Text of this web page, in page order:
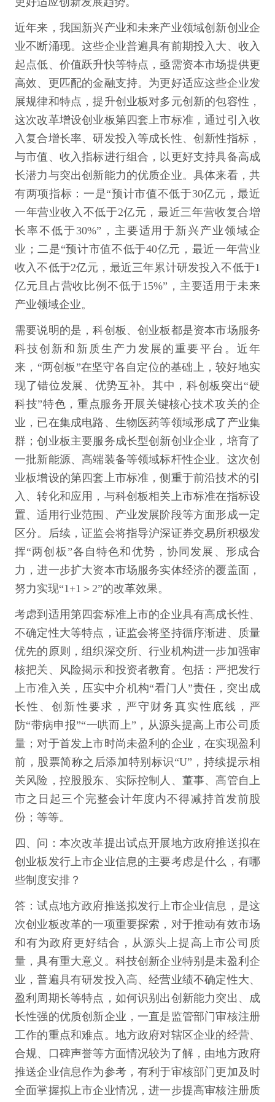
近年来，我国新兴产业和未来产业领域创新创业企
业不断涌现。这些企业普遍具有前期投入大、收入
起点低、价值跃升快等特点，亟需资本市场提供更
高效、更匹配的金融支持。为更好适应这些企业发
展规律和特点，提升创业板对多元创新的包容性，
这次改革增设创业板第四套上市标准，通过引入收
入复合增长率、研发投入等成长性、创新性指标，
与市值、收入指标进行组合，以更好支持具备高成
长潜力与突出创新能力的优质企业。具体来看，共
有两项指标：一是“预计市值不低于30亿元，最近
一年营业收入不低于2亿元，最近三年营收复合增
长率不低于30%”，主要适用于新兴产业领域企
业；二是“预计市值不低于40亿元，最近一年营业
收入不低于2亿元，最近三年累计研发投入不低于1
亿元且占营收比例不低于15%”，主要适用于未来
产业领域企业。
需要说明的是，科创板、创业板都是资本市场服务
科技创新和新质生产力发展的重要平台。近年
来，“两创板”在坚守各自定位的基础上，较好地实
现了错位发展、优势互补。其中，科创板突出“硬
科技”特色，重点服务开展关键核心技术攻关的企
业，已在集成电路、生物医药等领域形成了产业集
群；创业板主要服务成长型创新创业企业，培育了
一批新能源、高端装备等领域标杆性企业。这次创
业板增设的第四套上市标准，侧重于前沿技术的引
入、转化和应用，与科创板相关上市标准在指标设
置、适用行业范围、产业发展阶段等方面形成一定
区分。后续，证监会将指导沪深证券交易所积极发
挥“两创板”各自特色和优势，协同发展、形成合
力，进一步扩大资本市场服务实体经济的覆盖面，
努力实现“1+1＞2”的改革效果。
考虑到适用第四套标准上市的企业具有高成长性、
不确定性大等特点，证监会将坚持循序渐进、质量
优先的原则，组织深交所、行业机构进一步加强审
核把关、风险揭示和投资者教育。包括：严把发行
上市准入关，压实中介机构“看门人”责任，突出成
长性、创新性要求，严守财务真实性底线，严
防“带病申报”“一哄而上”，从源头提高上市公司质
量；对于首发上市时尚未盈利的企业，在实现盈利
前，股票简称之后添加特别标识“U”，持续提示相
关风险，控股股东、实际控制人、董事、高管自上
市之日起三个完整会计年度内不得减持首发前股
份；等等。
四、问：本次改革提出试点开展地方政府推送拟在
创业板发行上市企业信息的主要考虑是什么，有哪
些制度安排？
答：试点地方政府推送拟发行上市企业信息，是这
次创业板改革的一项重要探索，对于推动有效市场
和有为政府更好结合，从源头上提高上市公司质
量，具有重大意义。科技创新企业特别是未盈利企
业，普遍具有研发投入高、经营业绩不确定性大、
盈利周期长等特点，如何识别出创新能力突出、成
长性强的优质创新企业，一直是监管部门审核注册
工作的重点和难点。地方政府对辖区企业的经营、
合规、口碑声誉等方面情况较为了解，由地方政府
推送企业信息作为参考，有利于审核部门更加及时
全面掌握拟上市企业情况，进一步提高审核注册质